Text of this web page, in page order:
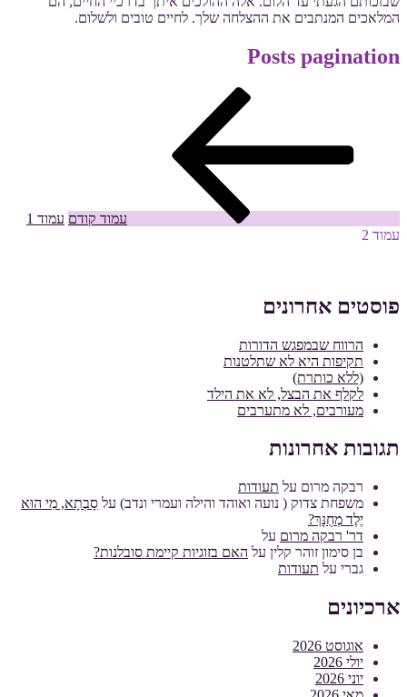
המלאכים המנתבים את ההצלחה שלך. לחיים טובים ולשלום.
Posts pagination
עמוד קודם עמוד 1
עמוד 2
פוסטים אחרונים
הרווח שבמפגש הדורות
תקיפות היא לא שתלטנות
(ללא כותרת)
לקלף את הבצל, לא את הילד
מעורבים, לא מתערבים
תגובות אחרונות
רבקה מרום על תעודות
משפחת צדוק ( נועה ואוהד והילה ועמרי ונדב) על סָבְתָא, מִי הוּא
יֶלֶד מְחֻנָּךְ?
דר' רבקה מרום על
בן סימון זוהר קלין על האם בזוגיות קיימת סובלנות?
גברי על תעודות
ארכיונים
אוגוסט 2026
יולי 2026
יוני 2026